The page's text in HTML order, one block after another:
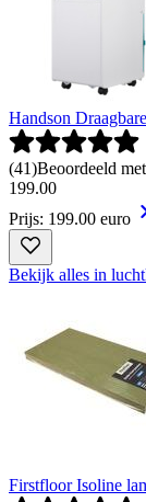
Handson
(41)Beoordeeld
199.00
Prijs: 199.00 euro
Bekijk alles in
Firstfloor Isoline